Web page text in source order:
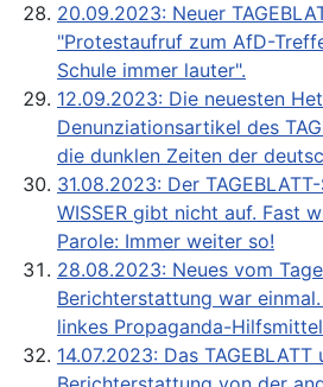
20.09.2023: Neuer
"Protestaufruf zum AfD-
Schule immer lauter".
12.09.2023: Die neuesten
Denunziationsartikel des
die dunklen Zeiten der
31.08.2023: Der
WISSER gibt nicht auf. Fast
Parole: Immer weiter so!
28.08.2023: Neues vom
Berichterstattung war
linkes Propaganda-
14.07.2023: Das TAGEBLATT